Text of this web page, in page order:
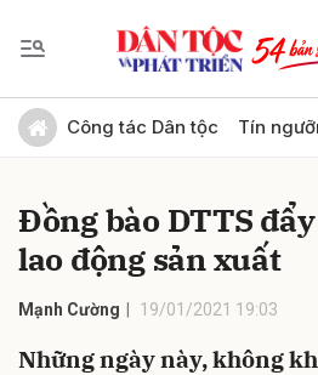
Công tác Dân tộc Tín
Đồng bào DTTS
lao động sản xuất
Mạnh Cường 19/01/2021 19:03
Những ngày này, không
Gửi bình luận